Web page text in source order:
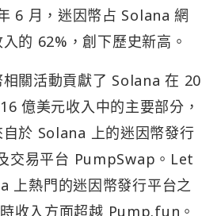
6 月，迷因幣占 Solana 網
的 62%，創下歷史新高。
關活動貢獻了 Solana 在 20
億美元收入中的主要部分，
於 Solana 上的迷因幣發行
交易平台 PumpSwap。Let
上熱門的迷因幣發行平台之
收入方面超越 Pump.fun。